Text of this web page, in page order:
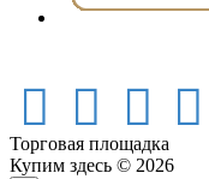
Торговая площадка
Купим здесь © 2026